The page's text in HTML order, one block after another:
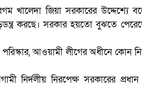
খালেদা জিয়া সরকারের
করছে। সরকার হয়তো বুঝতে
আওয়ামী লীগের অধীনে কোন
নির্দলীয় নিরপেক্ষ সরকারের